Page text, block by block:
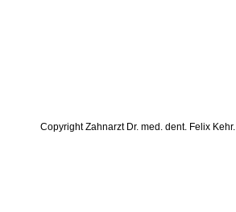
Copyright Zahnarzt Dr. med. dent. Felix Kehr.